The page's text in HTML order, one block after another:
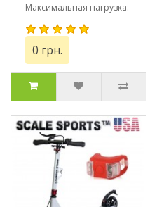
Максимальная нагрузка:
до 115 кг
0 грн.